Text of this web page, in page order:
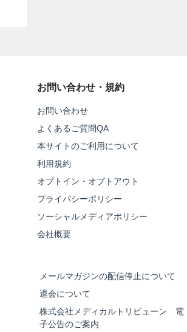
お問い合わせ・規約
お問い合わせ
よくあるご質問QA
本サイトのご利用について
利用規約
オプトイン・オプトアウト
プライバシーポリシー
ソーシャルメディアポリシー
会社概要
メールマガジンの配信停止について
退会について
株式会社メディカルトリビューン 電
子公告のご案内